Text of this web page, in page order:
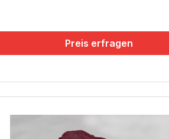
Preis erfragen